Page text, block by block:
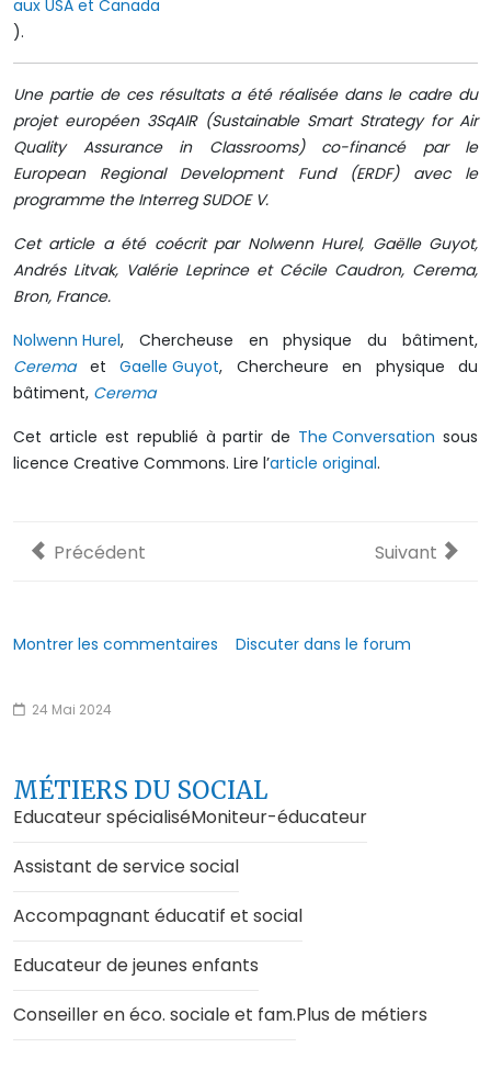
24 Mai 2024
aux USA et Canada
).
Une partie de ces résultats a été réalisée dans le cadre du
projet européen 3SqAIR (Sustainable Smart Strategy for Air
Quality Assurance in Classrooms) co-financé par le
European Regional Development Fund (ERDF) avec le
programme the Interreg SUDOE V.
Cet article a été coécrit par Nolwenn Hurel, Gaëlle Guyot,
Andrés Litvak, Valérie Leprince et Cécile Caudron, Cerema,
Bron, France.
Nolwenn Hurel, Chercheuse en physique du bâtiment,
Ceremaet Gaelle Guyot, Chercheure en physique du
bâtiment, Cerema
Cet article est republié à partir de The Conversation sous
licence Creative Commons. Lire l’article original.
Article précédent : Sanctions scolaires : l’exclusion
Précédent Article
Suivant
Montrer les commentaires Discuter dans le forum
MÉTIERS DU SOCIAL
Educateur spécialiséMoniteur-éducateur
Assistant de service social
Accompagnant éducatif et social
Educateur de jeunes enfants
Conseiller en éco. sociale et fam.Plus de métiers